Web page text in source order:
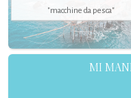
"macchine da pesca"
MI